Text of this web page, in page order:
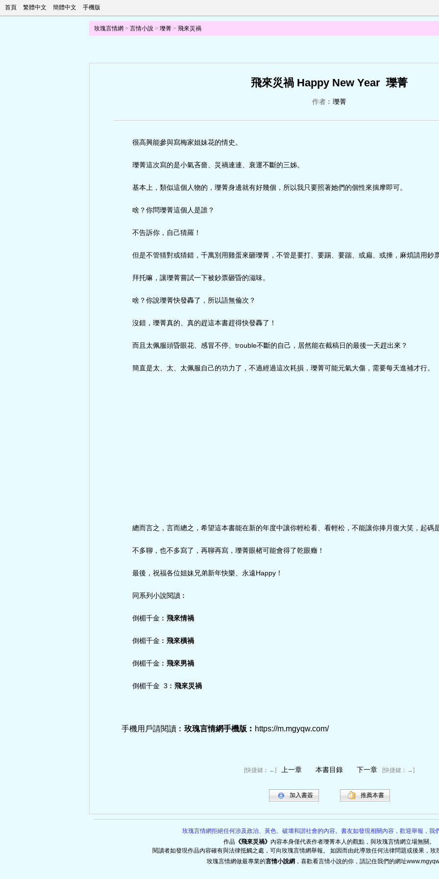
首頁 繁體中文 簡體中文 手機版
玫瑰言情網 > 言情小說 > 瓅菁 > 飛來災禍
飛來災禍 Happy New Year 瓅菁
作者︰ 瓅菁
很高興能參與寫梅家姐妹花的情史。
瓅菁這次寫的是小氣吝嗇、災禍連連、衰運不斷的三姊。
基本上，類似這個人物的，瓅菁身邊就有好幾個，所以我只要照著她們的個性來揣摩即可。
啥？你問瓅菁這個人是誰？
不告訴你，自己猜羅！
但是不管猜對或猜錯，千萬別用雞蛋來砸瓅菁，不管是要打、要踢、要踹、或扁、或捶，麻煩請用鈔
拜托嘛，讓瓅菁嘗試一下被鈔票砸昏的滋味。
啥？你說瓅菁快發轟了，所以語無倫次？
沒錯，瓅菁真的、真的趕這本書趕得快發轟了！
而且太佩服頭昏眼花、感冒不停、trouble不斷的自己，居然能在截稿日的最後一天趕出來？
簡直是太、太、太佩服自己的功力了，不過經過這次耗損，瓅菁可能元氣大傷，需要每天進補才行。
總而言之，言而總之，希望這本書能在新的年度中讓你輕松看、看輕松，不能讓你捧月復大笑，起碼
不多聊，也不多寫了，再聊再寫，瓅菁眼楮可能會得了乾眼癥！
最後，祝福各位姐妹兄弟新年快樂、永遠Happy！
同系列小說閱讀︰
倒楣千金︰ 飛來情禍
倒楣千金︰ 飛來橫禍
倒楣千金︰ 飛來男禍
倒楣千金 3︰ 飛來災禍
手機用戶請閱讀︰ 玫瑰言情網手機版︰ https://m.mgyqw.com/
[快捷鍵︰←] 上一章 本書目錄 下一章 [快捷鍵︰→]
加入書簽 推薦本書
玫瑰言情網拒絕任何涉及政治、黃色、破壞和諧社會的內容。書友如發現相關內容，歡迎舉報，我
作品 《飛來災禍》 內容本身僅代表作者瓅菁本人的觀點，與玫瑰言情網立場無關。
閱讀者如發現作品內容確有與法律抵觸之處，可向玫瑰言情網舉報。 如因而由此導致任何法律問題或後果，玫
玫瑰言情網做最專業的言情小說網 ，喜歡看言情小說的你，請記住我們的網址